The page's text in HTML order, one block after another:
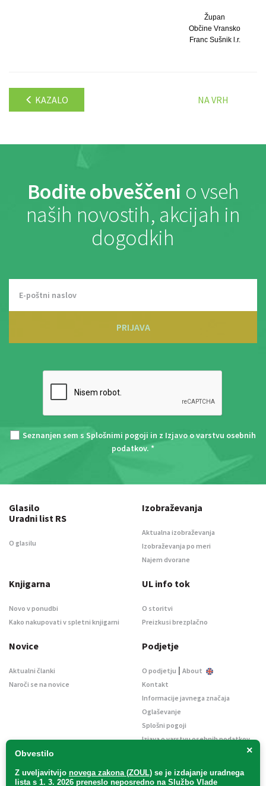
Župan
Občine Vransko
Franc Sušnik l.r.
KAZALO NA VRH
Bodite obveščeni o vseh
naših novostih, akcijah in
dogodkih
PRIJAVA
Seznanjen sem s Splošnimi pogoji in z Izjavo o varstvu osebnih
podatkov. *
×
Obvestilo
Z uveljavitvijo novega zakona (ZOUL) se je izdajanje uradnega
lista s 1. 3. 2026 preneslo neposredno na Službo Vlade
Glasilo
Uradni list RS
O glasilu
Izobraževanja
Aktualna izobraževanja
Izobraževanja po meri
Najem dvorane
Knjigarna
Novo v ponudbi
Kako nakupovati v spletni knjigarni
UL info tok
O storitvi
Preizkusi brezplačno
Novice
Aktualni članki
Naroči se na novice
Podjetje
O podjetju | About
Kontakt
Informacije javnega značaja
Oglaševanje
Splošni pogoji
Izjava o varstvu osebnih podatkov